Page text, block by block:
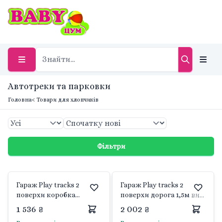
Автотреки та парковки
Головна< Товари для хлопчиків
Фільтри
Гараж Play tracks 2
поверхи коробка
57*38*15см 53010 wader
1 536 ₴
Гараж Play tracks 2
поверхи дорога 1,5м вис
wader
2 002 ₴